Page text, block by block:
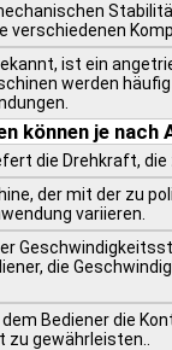
ist ein
werden
können je nach
die Drehkraft,
der mit der zu
variieren.
die
Bediener die
gewährleisten..